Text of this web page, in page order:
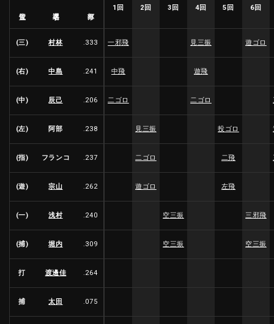
ファーム西地区
交流戦
東北楽天ゴールデンイーグルス
埼玉西武ライオンズ
千葉ロッテマリーンズ
オリックス・バファローズ
福岡ソフトバンクホークス
設定
利用規約
運営会社 （別ウィンドウで開く）
1回 2回 3回 4回 5回 6回
(三) 村林 .333 一邪飛 見三振 遊ゴロ
(右) 中島 .241 中飛 遊飛
(中) 辰己 .206 二ゴロ 二ゴロ
(左) 阿部 .238 見三振 投ゴロ
(指) フランコ .237 二ゴロ 二飛
(遊) 宗山 .262 遊ゴロ 左飛
(一) 浅村 .240 空三振 三邪飛
(捕) 堀内 .309 空三振 空三振
打 渡邊佳 .264
捕 太田 .075